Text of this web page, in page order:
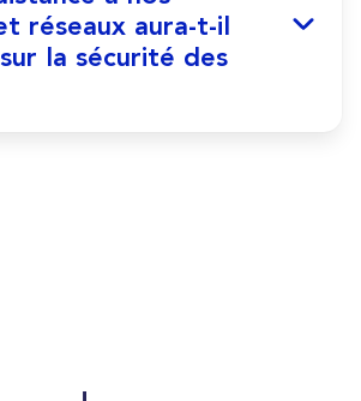
réseaux aura-t-il
la sécurité des